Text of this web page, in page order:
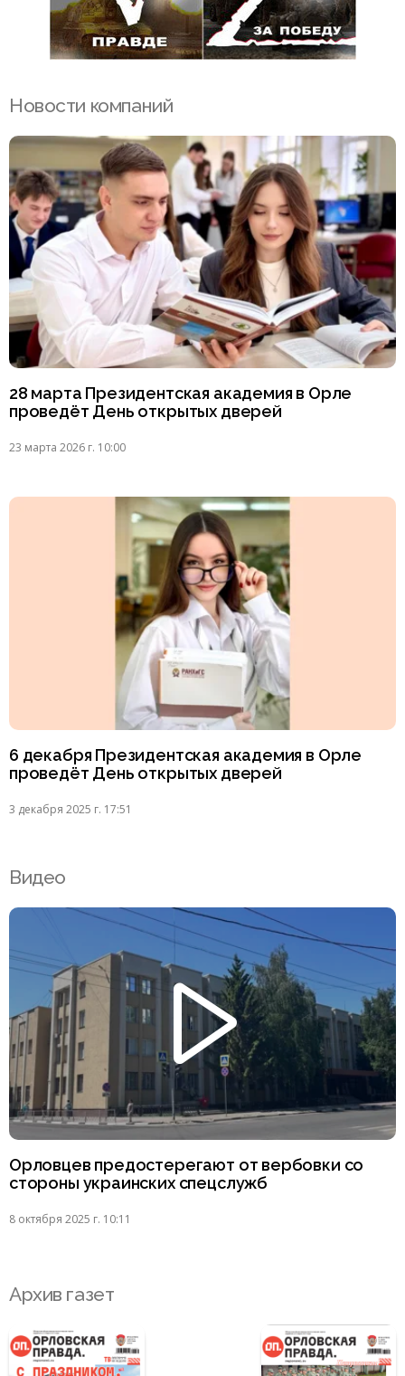
Новости компаний
28 марта Президентская академия в Орле
проведёт День открытых дверей
23 марта 2026 г. 10:00
6 декабря Президентская академия в Орле
проведёт День открытых дверей
3 декабря 2025 г. 17:51
Видео
Орловцев предостерегают от вербовки со
стороны украинских спецслужб
8 октября 2025 г. 10:11
Архив газет